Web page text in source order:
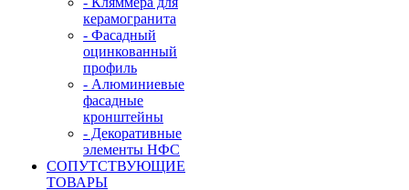
керамогранита
- Фасадный
оцинкованный
профиль
- Алюминиевые
фасадные
кронштейны
- Декоративные
элементы НФС
СОПУТСТВУЮЩИЕ
ТОВАРЫ